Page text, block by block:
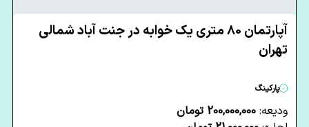
آپارتمان 80 متری یک خوابه در جنت آباد شمالی
تهران
پارکینگ
ودیعه: 200,000,000 تومان